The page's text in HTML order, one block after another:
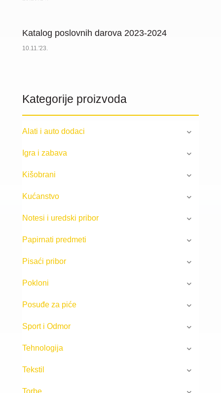
Katalog poslovnih darova 2023-2024
10.11.'23.
Kategorije proizvoda
Alati i auto dodaci
Igra i zabava
Kišobrani
Kućanstvo
Notesi i uredski pribor
Papirnati predmeti
Pisaći pribor
Pokloni
Posuđe za piće
Sport i Odmor
Tehnologija
Tekstil
Torbe